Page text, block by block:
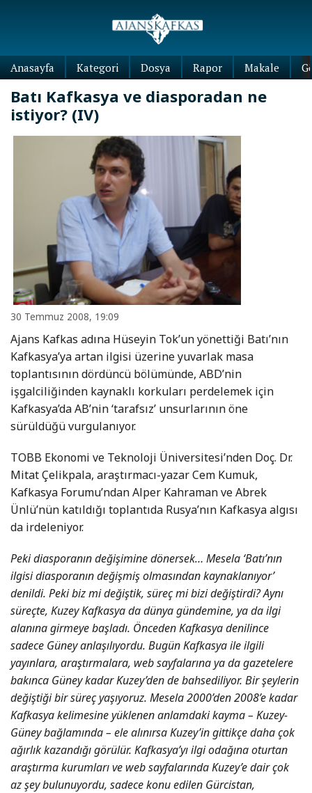
Anasayfa Kategori Dosya Rapor Makale
Batı Kafkasya ve diasporadan ne
istiyor? (IV)
30 Temmuz 2008, 19:09
Ajans Kafkas adına Hüseyin Tok’un yönettiği Batı’nın
Kafkasya’ya artan ilgisi üzerine yuvarlak masa
toplantısının dördüncü bölümünde, ABD’nin
işgalciliğinden kaynaklı korkuları perdelemek için
Kafkasya’da AB’nin ‘tarafsız’ unsurlarının öne
sürüldüğü vurgulanıyor.
TOBB Ekonomi ve Teknoloji Üniversitesi’nden Doç. Dr.
Mitat Çelikpala, araştırmacı-yazar Cem Kumuk,
Kafkasya Forumu’ndan Alper Kahraman ve Abrek
Ünlü’nün katıldığı toplantıda Rusya’nın Kafkasya algısı
da irdeleniyor.
Peki diasporanın değişimine dönersek… Mesela ‘Batı’nın
ilgisi diasporanın değişmiş olmasından kaynaklanıyor’
denildi. Peki biz mi değiştik, süreç mi bizi değiştirdi? Aynı
süreçte, Kuzey Kafkasya da dünya gündemine, ya da ilgi
alanına girmeye başladı. Önceden Kafkasya denilince
sadece Güney anlaşılıyordu. Bugün Kafkasya ile ilgili
yayınlara, araştırmalara, web sayfalarına ya da gazetelere
bakınca Güney kadar Kuzey’den de bahsediliyor. Bir şeylerin
değiştiği bir süreç yaşıyoruz. Mesela 2000’den 2008’e kadar
Kafkasya kelimesine yüklenen anlamdaki kayma – Kuzey-
Güney bağlamında – ele alınırsa Kuzey’in gittikçe daha çok
ağırlık kazandığı görülür. Kafkasya’yı ilgi odağına oturtan
araştırma kurumları ve web sayfalarında Kuzey’e dair çok
az şey bulunuyordu, sadece konu edilen Gürcistan,